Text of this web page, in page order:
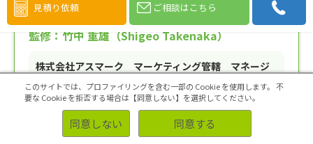
監修：竹中 重雄（Shigeo Takenaka）
株式会社アスマーク マーケティング管轄 マネージ
ャー
リサーチ業界およびマーケティング領域で10年以上の
キャリアを持つスペシャリスト。学術調査チームの立
ち上げや、業界内でも難易度の高い「難病・希少疾
見積り依頼 ご相談はこちら
このサイトでは、プロファイリングを含む一部の Cookie を使用します。 不
要な Cookie を拒否する場合は【同意しない】を選択してください。
同意しない 同意する